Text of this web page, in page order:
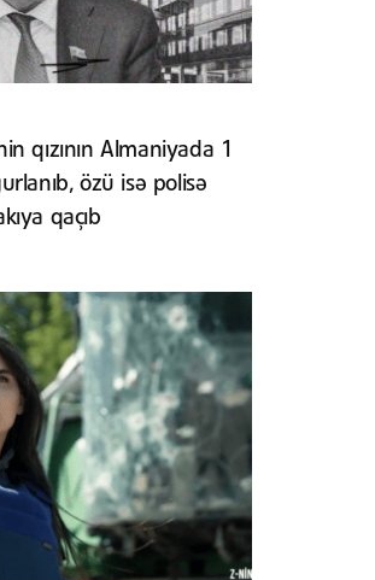
qızının Almaniyada 1
özü isə polisə
qaçıb